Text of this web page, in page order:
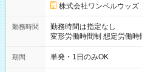
株式会社ワンベルウッズ
勤務時間
勤務時間は指定なし
変形労働時間制 想定労働時間160時間/月
00～20：00
期間 単発・1日のみOK